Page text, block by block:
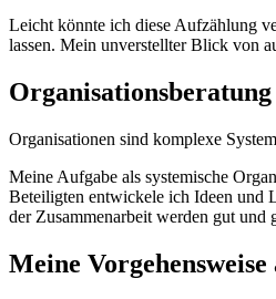
Leicht könnte ich diese Aufzählung
lassen. Mein unverstellter Blick von
Organisationen sind komplexe
Meine Aufgabe als systemische
Beteiligten entwickele ich Ideen und
der Zusammenarbeit werden gut und
Meine